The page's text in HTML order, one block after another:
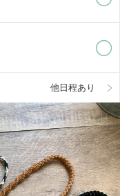
他日程あり